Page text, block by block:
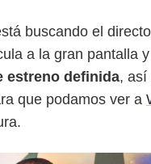
buscando el
a la gran pantalla y
estreno definida, así
que podamos ver a